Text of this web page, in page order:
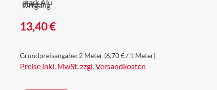
Regulärer Preis:
13,40 €
Grundpreisangabe: 2 Meter (6,70 € / 1 Meter)
Preise inkl. MwSt. zzgl. Versandkosten